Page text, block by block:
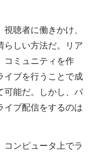
聴者に働きかけ、
らしい方法だ。リア
コミュニティを作
イブを行うことで成
可能だ。しかし、パ
イブ配信をするのは
コンピュータ上でラ